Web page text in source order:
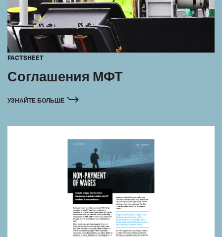
FACTSHEET
Соглашения МФТ
УЗНАЙТЕ БОЛЬШЕ